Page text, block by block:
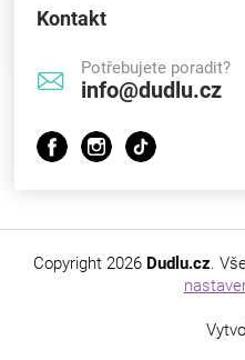
Kontakt
Potřebujete poradit?
info@dudlu.cz
Copyright 2026 Dudlu.cz.